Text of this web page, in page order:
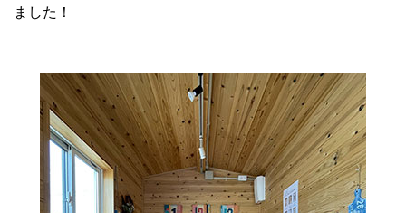
ました！